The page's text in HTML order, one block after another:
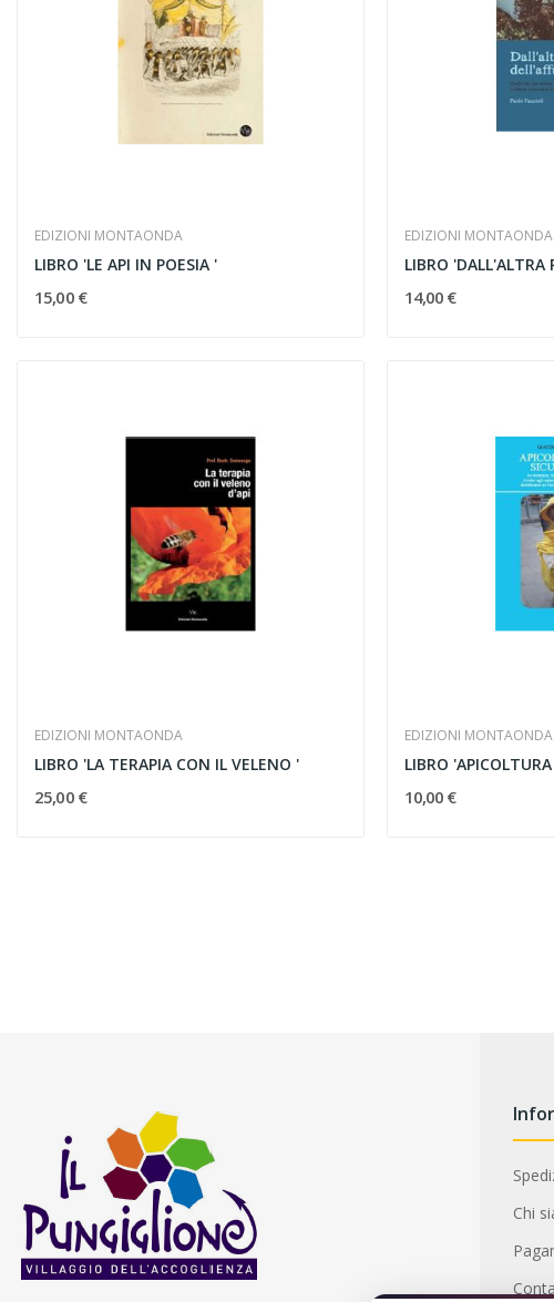
EDIZIONI MONTAONDA
LIBRO 'LE API IN POESIA '
15,00 €
EDIZIONI MONTAONDA
14,00 €
EDIZIONI MONTAONDA
LIBRO 'LA TERAPIA CON IL VELENO '
25,00 €
EDIZIONI MONTAONDA
LIBRO
10,00 €
Chi